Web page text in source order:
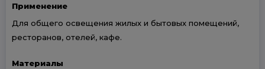
Применение
Для общего освещения жилых и бытовых помещений,
ресторанов, отелей, кафе.
Материалы